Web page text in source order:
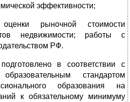
эффективности;
оценки рыночной стоимости
недвижимости; работы с
РФ.
в соответствии с
образовательным стандартом
образования на
к обязательному минимуму